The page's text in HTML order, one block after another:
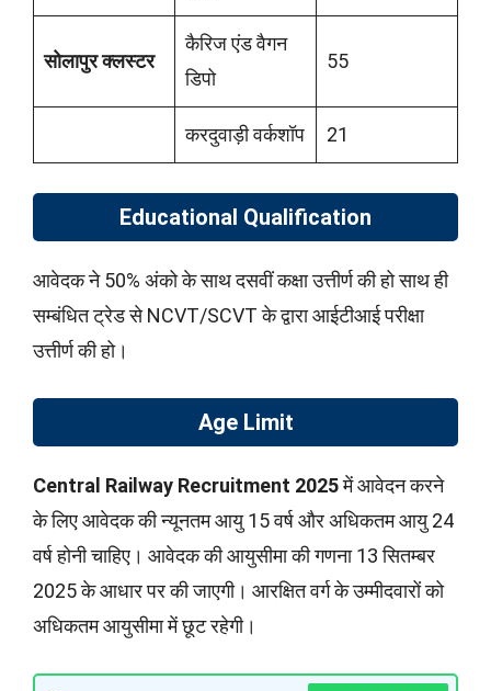
सोलापुर क्लस्टर
कैरिज एंड वैगन
डिपो
55
करदुवाड़ी वर्कशॉप 21
Educational Qualification
आवेदक ने 50% अंको के साथ दसवीं कक्षा उत्तीर्ण की हो साथ ही
सम्बंधित ट्रेड से NCVT/SCVT के द्वारा आईटीआई परीक्षा
उत्तीर्ण की हो।
Age Limit
Central Railway Recruitment 2025में आवेदन करने
के लिए आवेदक की न्यूनतम आयु 15 वर्ष और अधिकतम आयु 24
वर्ष होनी चाहिए। आवेदक की आयुसीमा की गणना 13 सितम्बर
2025 के आधार पर की जाएगी। आरक्षित वर्ग के उम्मीदवारों को
अधिकतम आयुसीमा में छूट रहेगी।